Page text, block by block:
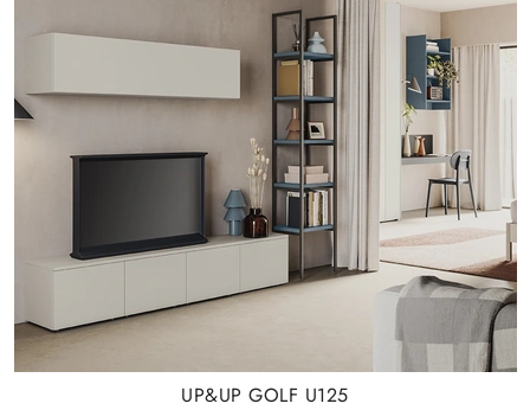
UP&UP GOLF U125